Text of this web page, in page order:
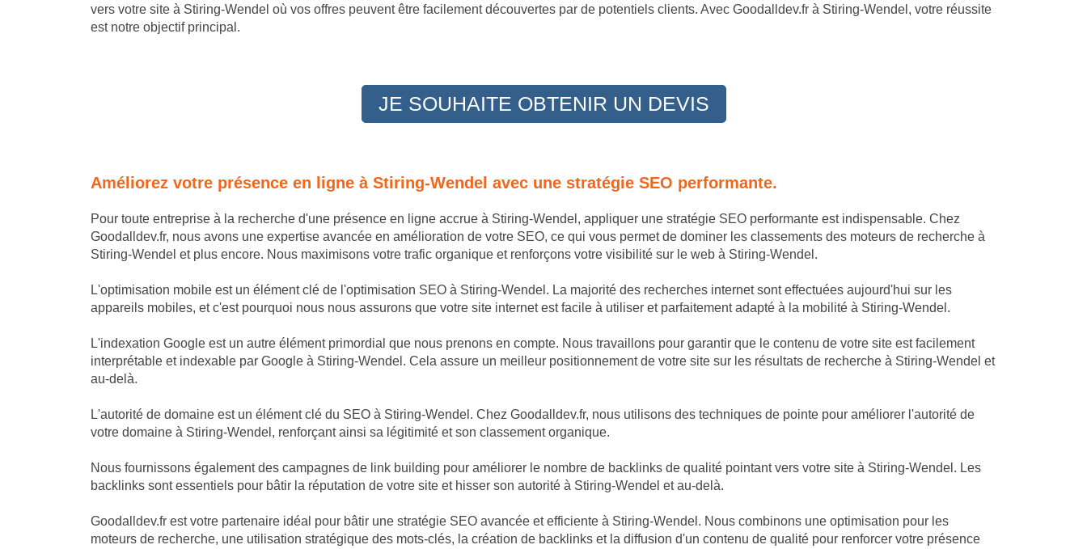
vers votre site à Stiring-Wendel où vos offres peuvent être facilement découvertes par de potentiels clients. Avec Goodalldev.fr à Stiring-Wendel, votre réussite
est notre objectif principal.
JE SOUHAITE OBTENIR UN DEVIS
Améliorez votre présence en ligne à Stiring-Wendel avec une stratégie SEO performante.
Pour toute entreprise à la recherche d'une présence en ligne accrue à Stiring-Wendel, appliquer une stratégie SEO performante est indispensable. Chez
Goodalldev.fr, nous avons une expertise avancée en amélioration de votre SEO, ce qui vous permet de dominer les classements des moteurs de recherche à
Stiring-Wendel et plus encore. Nous maximisons votre trafic organique et renforçons votre visibilité sur le web à Stiring-Wendel.
L'optimisation mobile est un élément clé de l'optimisation SEO à Stiring-Wendel. La majorité des recherches internet sont effectuées aujourd'hui sur les
appareils mobiles, et c'est pourquoi nous nous assurons que votre site internet est facile à utiliser et parfaitement adapté à la mobilité à Stiring-Wendel.
L'indexation Google est un autre élément primordial que nous prenons en compte. Nous travaillons pour garantir que le contenu de votre site est facilement
interprétable et indexable par Google à Stiring-Wendel. Cela assure un meilleur positionnement de votre site sur les résultats de recherche à Stiring-Wendel et
au-delà.
L'autorité de domaine est un élément clé du SEO à Stiring-Wendel. Chez Goodalldev.fr, nous utilisons des techniques de pointe pour améliorer l'autorité de
votre domaine à Stiring-Wendel, renforçant ainsi sa légitimité et son classement organique.
Nous fournissons également des campagnes de link building pour améliorer le nombre de backlinks de qualité pointant vers votre site à Stiring-Wendel. Les
backlinks sont essentiels pour bâtir la réputation de votre site et hisser son autorité à Stiring-Wendel et au-delà.
Goodalldev.fr est votre partenaire idéal pour bâtir une stratégie SEO avancée et efficiente à Stiring-Wendel. Nous combinons une optimisation pour les
moteurs de recherche, une utilisation stratégique des mots-clés, la création de backlinks et la diffusion d'un contenu de qualité pour renforcer votre présence